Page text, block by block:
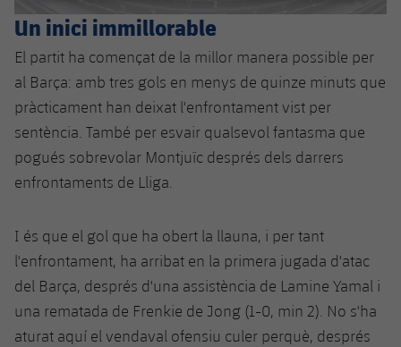
Fotos
Història
Palmarès
Classificació
Juvenil
Infantil
Aleví
Notícies
Atletisme
plusicon
més
Actualitat
Masculí
Femení
Bàsquet en cadira de rodes
plusicon
més
Actualitat
Jugadors
Resultats
Classificació
Hockey gel
plusicon
més
Actualitat
Calendari
Resultats
Hoquei herba
plusicon
més
Notícies
Hockey Herba Masculí
Hockey Herba Femení
Patinatge artístic
plusicon
més
Actualitat
Plantilla
Escola de Patinatge
plusicon
més
Un inici immillorable
El partit ha començat de la millor manera possible per
al Barça: amb tres gols en menys de quinze minuts que
pràcticament han deixat l'enfrontament vist per
sentència. També per esvair qualsevol fantasma que
pogués sobrevolar Montjuïc després dels darrers
enfrontaments de Lliga.
I és que el gol que ha obert la llauna, i per tant
l'enfrontament, ha arribat en la primera jugada d'atac
del Barça, després d'una assistència de Lamine Yamal i
una rematada de Frenkie de Jong (1-0, min 2). No s'ha
aturat aquí el vendaval ofensiu culer perquè, després